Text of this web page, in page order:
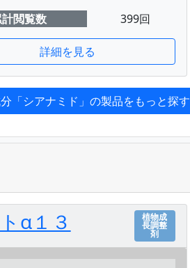
計閲覧数
399回
詳細を見る
「シアナミド」の製品をもっと探す
α１３ 植物成
長調整
剤